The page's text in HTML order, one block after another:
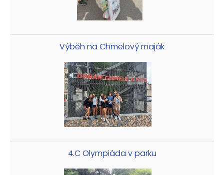
Výběh na Chmelový maják
4.C Olympiáda v parku